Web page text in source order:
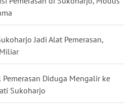
Jadi Alat Pemerasan,
Diduga Mengalir ke
Sukoharjo